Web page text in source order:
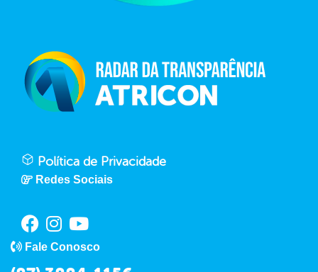
Política de Privacidade
Redes Sociais
Fale Conosco